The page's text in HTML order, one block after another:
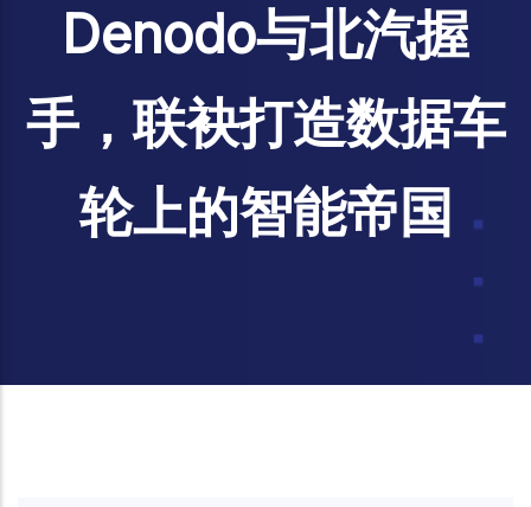
Denodo与北汽握
手，联袂打造数据车
轮上的智能帝国